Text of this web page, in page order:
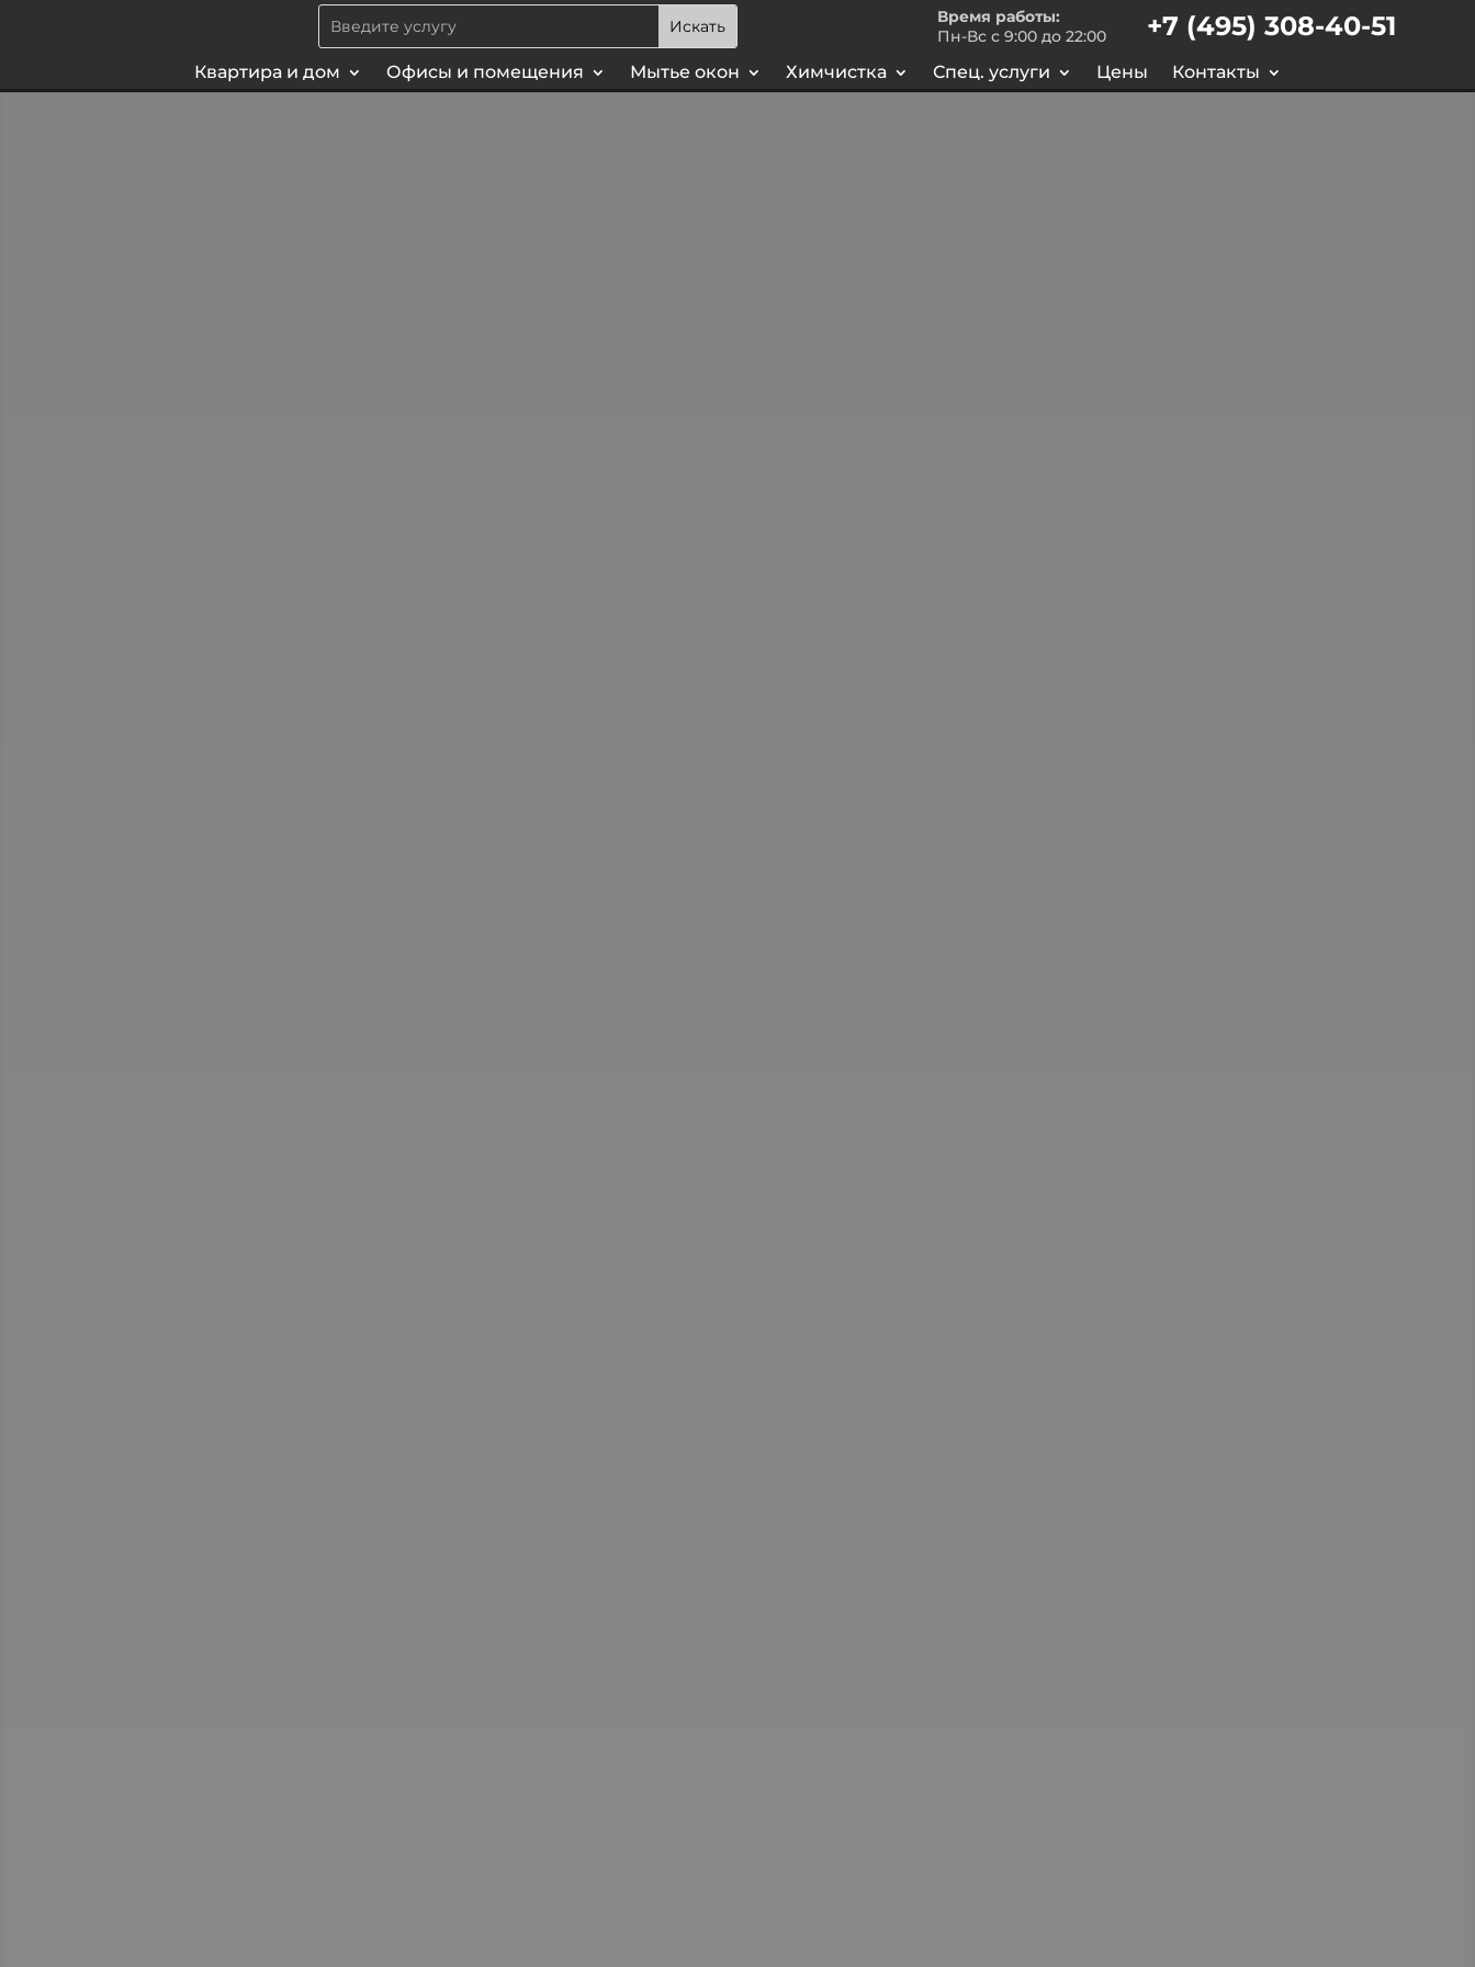
Время работы:
Пн-Вс с 9:00 до 22:00
+7 (495) 308-40-51
Квартира и дом Офисы и помещения Мытье окон Химчистка Спец. услуги Цены Контакты